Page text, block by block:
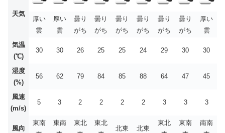
天気
厚い
雲
厚い
雲
曇り
がち
曇り
がち
曇り
がち
曇り
がち
曇り
がち
曇り
がち
厚い
雲
気温
(℃)
30 30 26 25 25 24 29 30 30
湿度
(%)
56 62 79 84 85 88 64 47 45
風速
(m/s)
5 3 2 2 2 2 3 3 3
風向
東南
東南
東北
東北
北東 北東
東北
東南
南南